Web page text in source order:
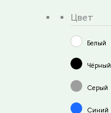
Цвет
Белый
Чёрный
Серый
Синий